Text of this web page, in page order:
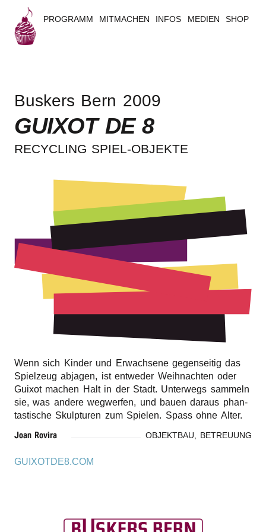
s
k
e
B
e
PROGRAMM MITMACHEN INFOS MEDIEN SHOP
Buskers Bern 2009
GUIXOT DE 8
RECY­CLING SPIEL-OBJEKTE
Wenn sich Kinder und Erwach­se­ne gegen­sei­tig das
Spiel­zeug abja­gen, ist entwe­der Weih­nach­ten oder
Guixot machen Halt in der Stadt. Unter­wegs sammeln
sie, was ande­re wegwer­fen, und bauen daraus phan­
tas­ti­sche Skulp­tu­ren zum Spie­len. Spass ohne Alter.
Joan Rovi­ra OBJEKTBAU, BETREUUNG
GUIXOTDE8.COM